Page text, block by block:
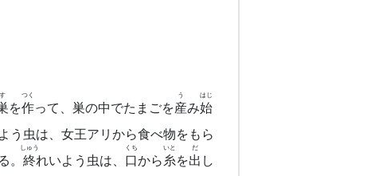
す
を作
つく
って、巣の中でたまごを産
う
み始
はじ
う虫は、女王アリから食べ物をもら
終
しゅう
れいよう虫は、 口
くち
から糸
いと
を出
だ
し